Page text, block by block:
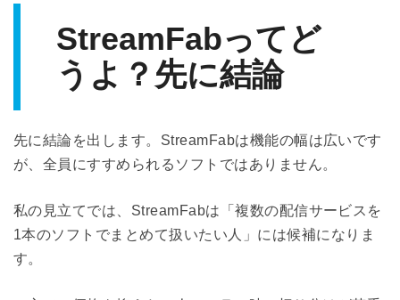
StreamFabってど
うよ？先に結論
先に結論を出します。StreamFabは機能の幅は広いです
が、全員にすすめられるソフトではありません。
私の見立てでは、StreamFabは「複数の配信サービスを
1本のソフトでまとめて扱いたい人」には候補になりま
す。